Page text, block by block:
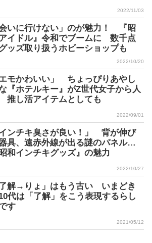
2022/11/03
会いに行けない」のが魅力！ 『昭
イドル』令和でブームに 数千点
ッズ取り扱うホビーショップも
2022/10/20
エモかわいい」 ちょっぴりあやし
『ホテルキー』がZ世代女子から人
し活アイテムとしても
2022/09/01
インチキ臭さが良い！」 背が伸び
具、遠赤外線が出る謎のパネル…
昭和インチキグッズ』の魅力
2022/10/27
了解→りょ」はもう古い いまどき
代は「了解」をこう表現するらし
す
2021/05/12